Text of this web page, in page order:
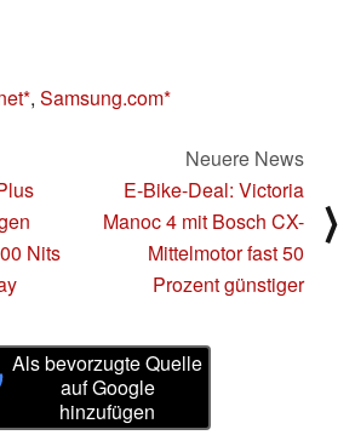
, Samsung.com
Nits
Neuere News
E-Bike-Deal: Victoria
Manoc 4 mit Bosch CX-
Mittelmotor fast 50
Prozent günstiger
⟩
Als bevorzugte Quelle
auf Google
hinzufügen